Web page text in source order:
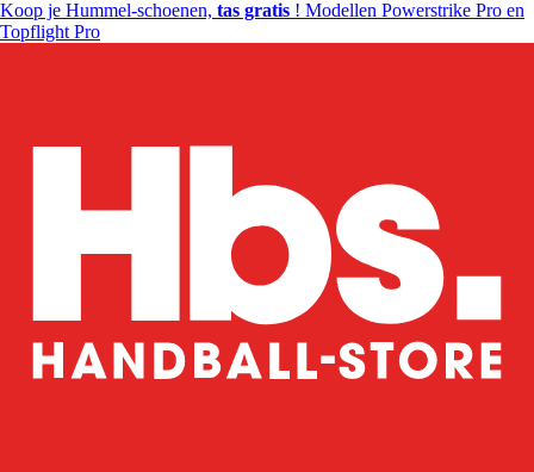
Koop je Hummel-schoenen, tas gratis ! Modellen Powerstrike Pro en
Topflight Pro